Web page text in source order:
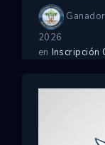
2026
en Inscripción